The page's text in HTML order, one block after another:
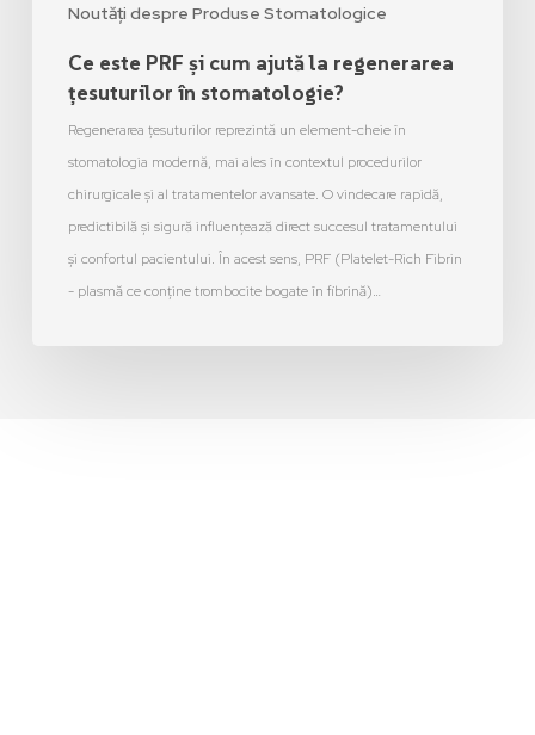
Noutăți despre Produse Stomatologice
Ce este PRF și cum ajută la regenerarea
țesuturilor în stomatologie?
Regenerarea țesuturilor reprezintă un element-cheie în
stomatologia modernă, mai ales în contextul procedurilor
chirurgicale și al tratamentelor avansate. O vindecare rapidă,
predictibilă și sigură influențează direct succesul tratamentului
și confortul pacientului. În acest sens, PRF (Platelet-Rich Fibrin
- plasmă ce conține trombocite bogate în fibrină)…